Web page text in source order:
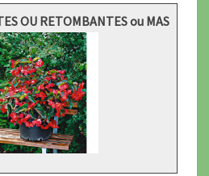
OU RETOMBANTES ou MAS